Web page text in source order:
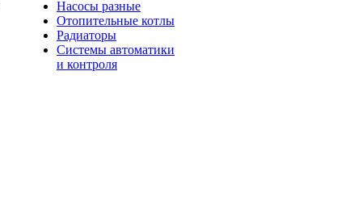
Насосы разные
Отопительные котлы
Радиаторы
Системы автоматики
и контроля